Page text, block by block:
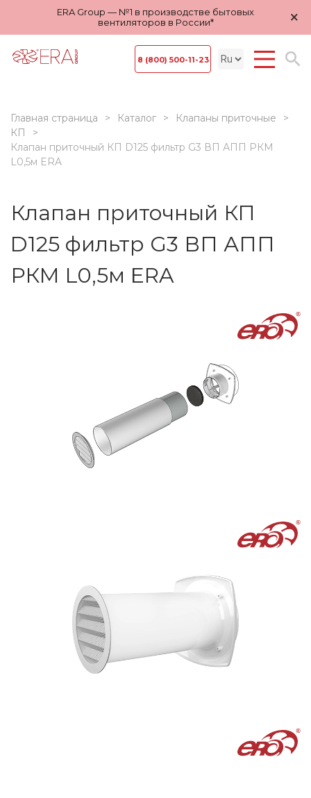
ERA Group — №1 в производстве бытовых
вентиляторов в России*
×
8 (800) 500-11-23
Главная страница Каталог
Клапаны приточные
КП
Клапан приточный КП D125 фильтр G3 ВП АПП РКМ
L0,5м ERA
Клапан приточный КП
D125 фильтр G3 ВП АПП
РКМ L0,5м ERA